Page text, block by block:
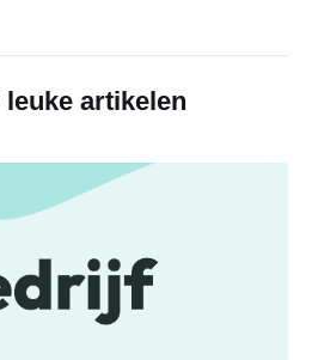
leuke artikelen